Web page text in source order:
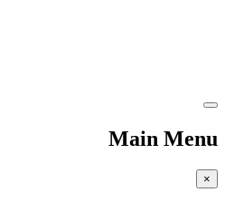
Main Menu
×